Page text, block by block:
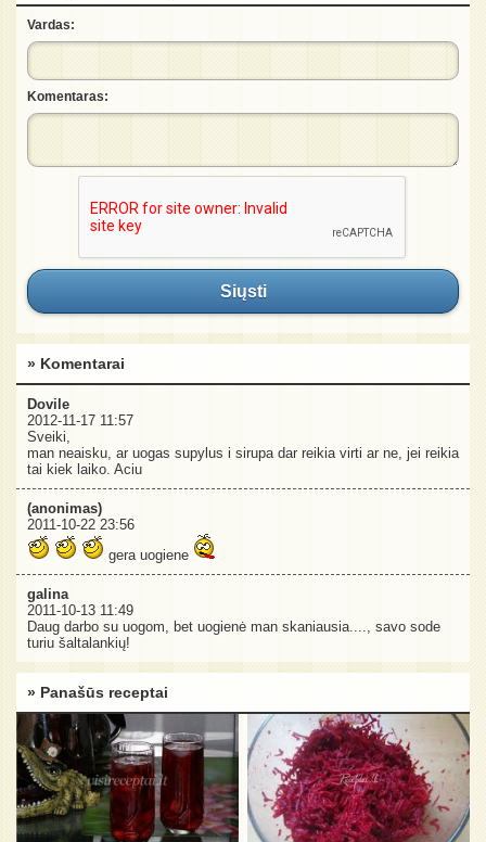
Vardas:
Komentaras:
Siųsti
» Komentarai
Dovile
2012-11-17 11:57
Sveiki,
man neaisku, ar uogas supylus i sirupa dar reikia virti ar ne, jei reikia
tai kiek laiko. Aciu
(anonimas)
2011-10-22 23:56
gera uogiene
galina
2011-10-13 11:49
Daug darbo su uogom, bet uogienė man skaniausia...., savo sode
turiu šaltalankių!
» Panašūs receptai